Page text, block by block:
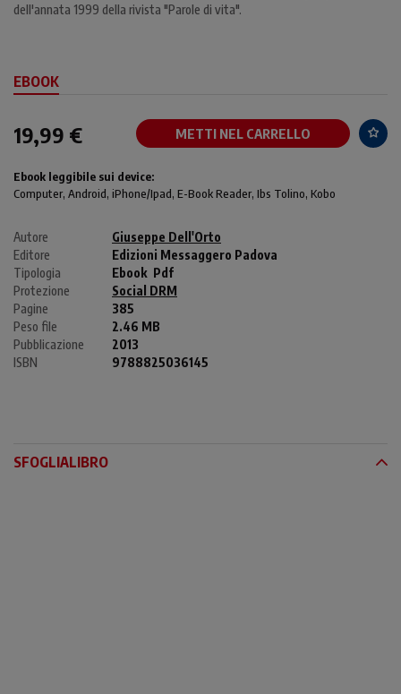
dell'annata 1999 della rivista "Parole di vita".
EBOOK
19,99 € METTI NEL CARRELLO
Ebook leggibile sui device:
Computer, Android, iPhone/Ipad, E-Book Reader, Ibs Tolino, Kobo
Autore
Giuseppe Dell'Orto
Editore
Edizioni Messaggero Padova
Tipologia
Ebook Pdf
Protezione
Social DRM
Pagine
385
Peso file
2.46 MB
Pubblicazione
2013
ISBN
9788825036145
SFOGLIALIBRO